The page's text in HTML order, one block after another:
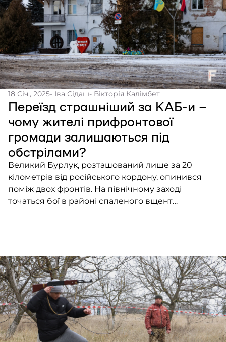
18 Січ., 2025- Іва Сідаш- Вікторія Калімбет
Переїзд страшніший за КАБ-и –
чому жителі прифронтової
громади залишаються під
обстрілами?
Великий Бурлук, розташований лише за 20
кілометрів від російського кордону, опинився
поміж двох фронтів. На північному заході
точаться бої в районі спаленого вщент
рівняють з землею Купʼянськ. Утім, попри
почуваються покинутими напризволяще та
впевнені, що не знайдуть кращого життя деінде.